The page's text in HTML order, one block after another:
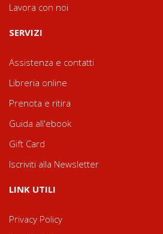
Lavora con noi
SERVIZI
Assistenza e contatti
Libreria online
Prenota e ritira
Guida all'ebook
Gift Card
Iscriviti alla Newsletter
LINK UTILI
Privacy Policy